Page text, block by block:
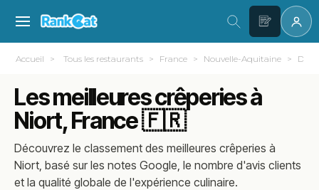
Accueil Tous les restaurants France Nouvelle-Aquitaine
Les meilleures crêperies à
Niort, France 🇫🇷
Découvrez le classement des meilleures crêperies à
Niort, basé sur les notes Google, le nombre d'avis clients
et la qualité globale de l'expérience culinaire.